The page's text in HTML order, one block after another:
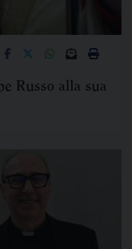
Russo alla sua